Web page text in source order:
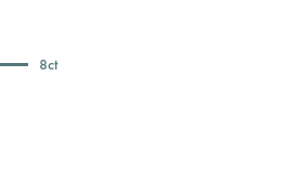
8ct